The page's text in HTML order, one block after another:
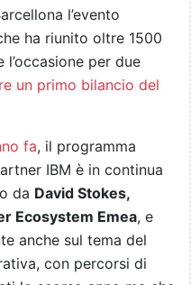
l’evento
ha riunito oltre 1500
per due
un primo bilancio del
fa, il programma
IBM è in continua
da David Stokes,
Ecosystem Emea, e
anche sul tema del
con percorsi di